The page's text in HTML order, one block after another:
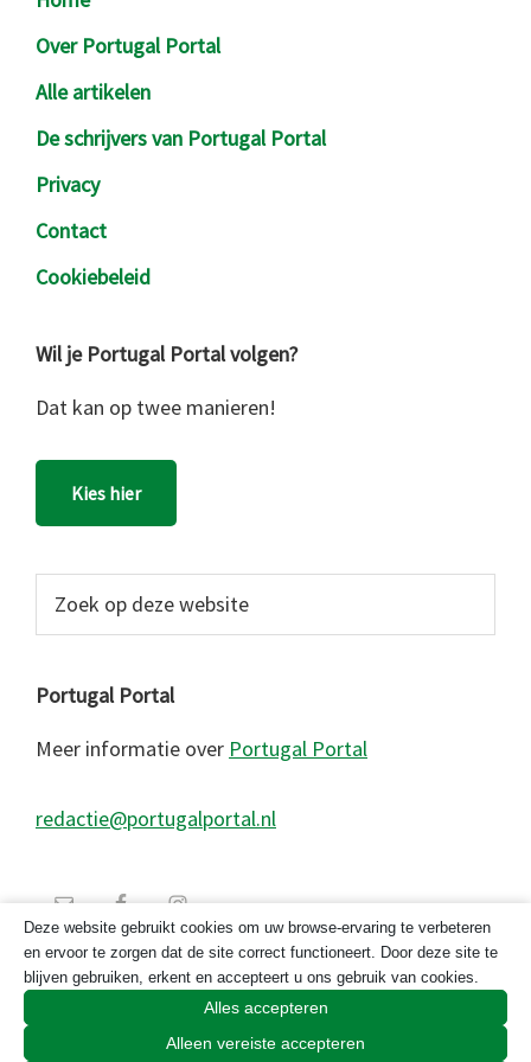
Over Portugal Portal
Alle artikelen
De schrijvers van Portugal Portal
Privacy
Contact
Cookiebeleid
Wil je Portugal Portal volgen?
Dat kan op twee manieren!
Kies hier
website
Portugal Portal
Meer informatie over Portugal Portal
redactie@portugalportal.nl
Deze website gebruikt cookies om uw browse-ervaring te verbeteren
en ervoor te zorgen dat de site correct functioneert. Door deze site te
blijven gebruiken, erkent en accepteert u ons gebruik van cookies.
Alles accepteren
Alleen vereiste accepteren